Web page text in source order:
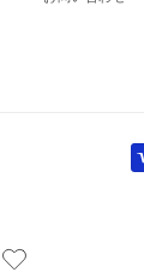
決
済